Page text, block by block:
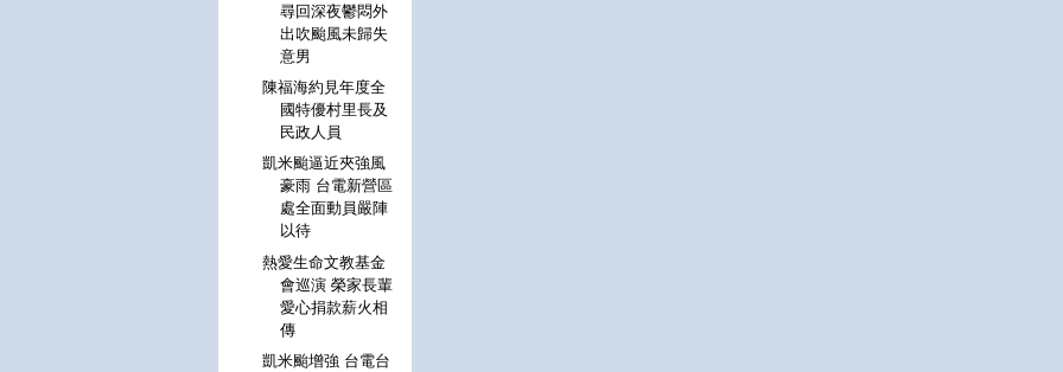
尋回深夜鬱悶外
出吹颱風未歸失
意男
陳福海約見年度全
國特優村里長及
民政人員
凱米颱逼近夾強風
豪雨 台電新營區
處全面動員嚴陣
以待
熱愛生命文教基金
會巡演 榮家長輩
愛心捐款薪火相
傳
凱米颱增強 台電台